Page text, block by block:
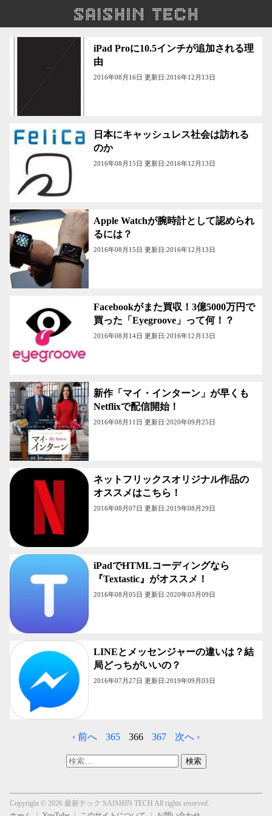
iPad Proに10.5インチが追加される理
由
2016年08月16日 更新日:2016年12月13日
日本にキャッシュレス社会は訪れる
のか
2016年08月15日 更新日:2016年12月13日
Apple Watchが腕時計として認められ
るには？
2016年08月15日 更新日:2016年12月13日
Facebookがまた買収！3億5000万円で
買った「Eyegroove」って何！？
2016年08月14日 更新日:2016年12月13日
新作「マイ・インターン」が早くも
Netflixで配信開始！
2016年08月11日 更新日:2020年09月25日
ネットフリックスオリジナル作品の
オススメはこちら！
2016年08月07日 更新日:2019年08月29日
iPadでHTMLコーディングなら
『Textastic』がオススメ！
2016年08月05日 更新日:2020年03月09日
LINEとメッセンジャーの違いは？結
局どっちがいいの？
2016年07月27日 更新日:2019年09月03日
‹ 前へ 365 366 367 次へ ›
検
Copyright © 2026 最新テック SAISHIN TECH All rights reserved.